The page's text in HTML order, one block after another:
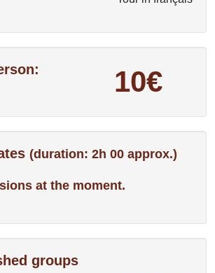
10€
(duration: 2h 00 approx.)
at the moment.
groups